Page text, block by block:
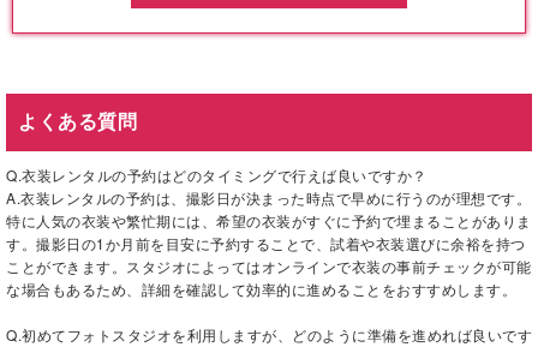
よくある質問
Q.衣装レンタルの予約はどのタイミングで行えば良いですか？
A.衣装レンタルの予約は、撮影日が決まった時点で早めに行うのが理想です。
特に人気の衣装や繁忙期には、希望の衣装がすぐに予約で埋まることがありま
す。撮影日の1か月前を目安に予約することで、試着や衣装選びに余裕を持つ
ことができます。スタジオによってはオンラインで衣装の事前チェックが可能
な場合もあるため、詳細を確認して効率的に進めることをおすすめします。
Q.初めてフォトスタジオを利用しますが、どのように準備を進めれば良いです